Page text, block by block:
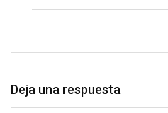
Deja una respuesta